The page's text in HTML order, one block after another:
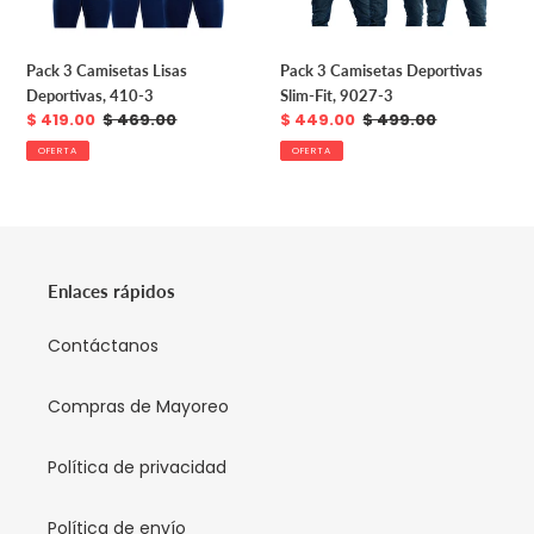
Pack 3 Camisetas Lisas
Deportivas, 410-3
Precio
de
venta
$ 419.00 Precio
$ 469.00
OFERTA
Pack 3 Camisetas Deportivas
Slim-Fit, 9027-3
Precio
de
venta
$ 449.00 Precio
$ 499.00
OFERTA
Enlaces rápidos
Contáctanos
Compras de Mayoreo
Política de privacidad
Política de envío